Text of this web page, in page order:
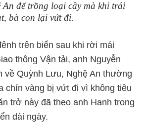
An để trồng loại cây mà khi trái
bà con lại vứt đi.
trên biển sau khi rời mái
thông Vận tải, anh Nguyễn
về Quỳnh Lưu, Nghệ An thường
chín vàng bị vứt đi vì không tiêu
trở này đã theo anh Hanh trong
dài ngày.